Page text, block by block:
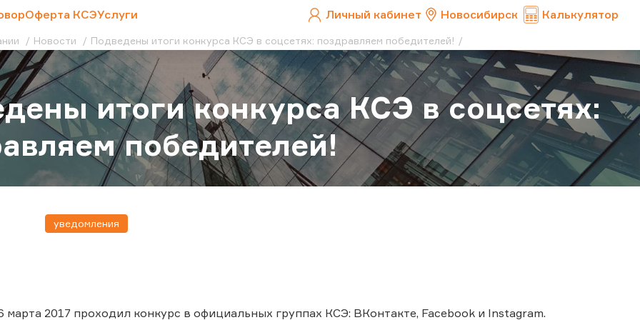
Оферта КСЭУслуги Личный кабинет Новосибирск Калькулятор
Новости Подведены итоги конкурса КСЭ в соцсетях: поздравляем победителей!
итоги конкурса КСЭ в соцсетях:
победителей!
уведомления
марта 2017 проходил конкурс в официальных группах КСЭ: ВКонтакте, Facebook и Instagram.